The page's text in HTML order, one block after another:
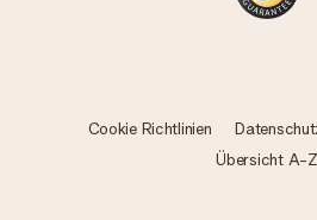
Cookie Richtlinien
Übersicht A-Z